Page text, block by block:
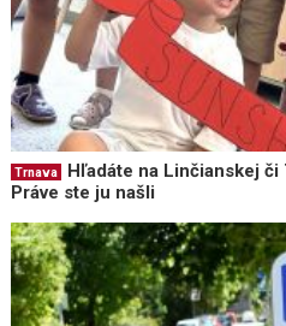
Trnava
Hľadáte na Linčianskej
Práve ste ju našli